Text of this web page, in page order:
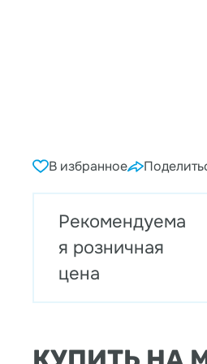
В избранное
Рекомендуема
я розничная
цена